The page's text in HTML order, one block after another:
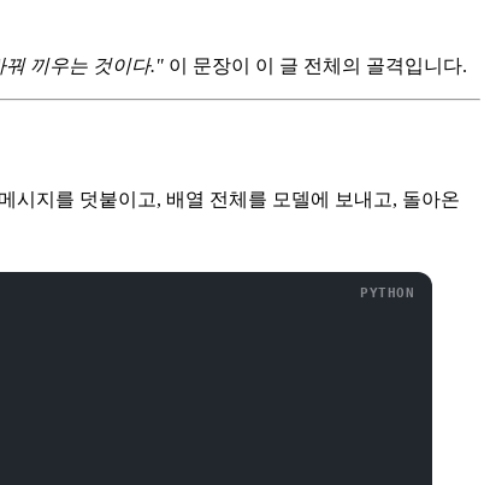
꿔 끼우는 것이다." 이 문장이 이 글 전체의 골격입니다.
시지를 덧붙이고, 배열 전체를 모델에 보내고, 돌아온